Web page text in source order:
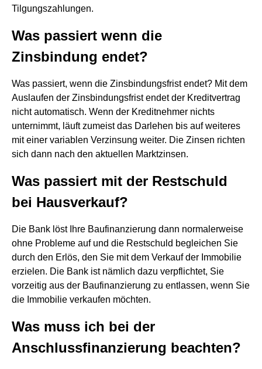
Tilgungszahlungen.
Was passiert wenn die
Zinsbindung endet?
Was passiert, wenn die Zinsbindungsfrist endet? Mit dem
Auslaufen der Zinsbindungsfrist endet der Kreditvertrag
nicht automatisch. Wenn der Kreditnehmer nichts
unternimmt, läuft zumeist das Darlehen bis auf weiteres
mit einer variablen Verzinsung weiter. Die Zinsen richten
sich dann nach den aktuellen Marktzinsen.
Was passiert mit der Restschuld
bei Hausverkauf?
Die Bank löst Ihre Baufinanzierung dann normalerweise
ohne Probleme auf und die Restschuld begleichen Sie
durch den Erlös, den Sie mit dem Verkauf der Immobilie
erzielen. Die Bank ist nämlich dazu verpflichtet, Sie
vorzeitig aus der Baufinanzierung zu entlassen, wenn Sie
die Immobilie verkaufen möchten.
Was muss ich bei der
Anschlussfinanzierung beachten?